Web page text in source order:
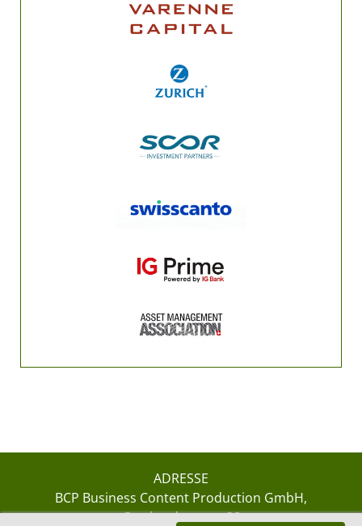
ADRESSE
BCP Business Content Production GmbH
Gotthardstrasse 38